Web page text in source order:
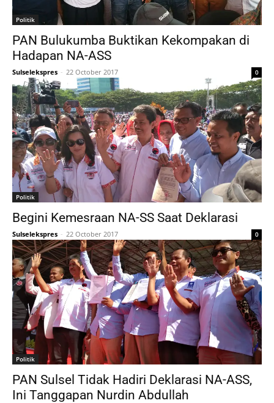
Politik
PAN Bulukumba Buktikan Kekompakan di
Hadapan NA-ASS
Sulselekspres - 22 October 2017 0
Politik
Begini Kemesraan NA-SS Saat Deklarasi
Sulselekspres - 22 October 2017 0
Politik
PAN Sulsel Tidak Hadiri Deklarasi NA-ASS,
Ini Tanggapan Nurdin Abdullah